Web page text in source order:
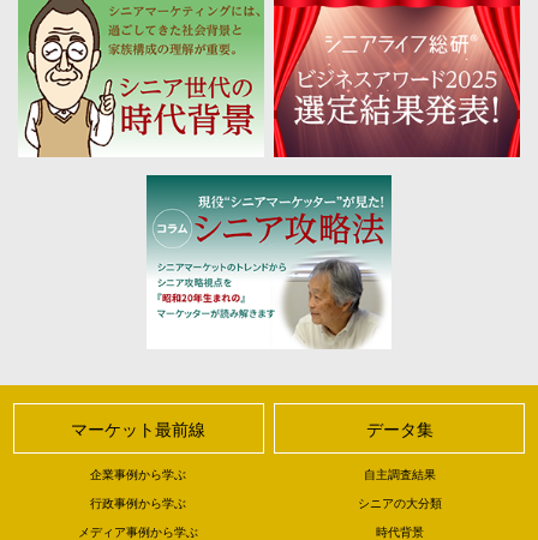
マーケット最前線
企業事例から学ぶ
行政事例から学ぶ
メディア事例から学ぶ
データ集
自主調査結果
シニアの大分類
時代背景